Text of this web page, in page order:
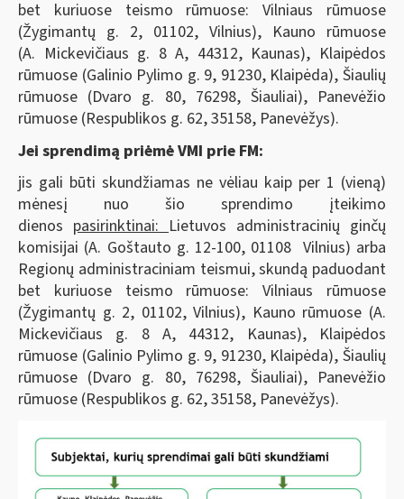
bet kuriuose teismo rūmuose: Vilniaus rūmuose
(Žygimantų g. 2, 01102, Vilnius), Kauno rūmuose
(A. Mickevičiaus g. 8 A, 44312, Kaunas), Klaipėdos
rūmuose (Galinio Pylimo g. 9, 91230, Klaipėda), Šiaulių
rūmuose (Dvaro g. 80, 76298, Šiauliai), Panevėžio
rūmuose (Respublikos g. 62, 35158, Panevėžys).
Jei sprendimą priėmė VMI prie FM:
jis gali būti skundžiamas ne vėliau kaip per 1 (vieną)
mėnesį nuo šio sprendimo įteikimo
dienos pasirinktinai: Lietuvos administracinių ginčų
komisijai (A. Goštauto g. 12-100, 01108 Vilnius) arba
Regionų administraciniam teismui, skundą paduodant
bet kuriuose teismo rūmuose: Vilniaus rūmuose
(Žygimantų g. 2, 01102, Vilnius), Kauno rūmuose (A.
Mickevičiaus g. 8 A, 44312, Kaunas), Klaipėdos
rūmuose (Galinio Pylimo g. 9, 91230, Klaipėda), Šiaulių
rūmuose (Dvaro g. 80, 76298, Šiauliai), Panevėžio
rūmuose (Respublikos g. 62, 35158, Panevėžys).